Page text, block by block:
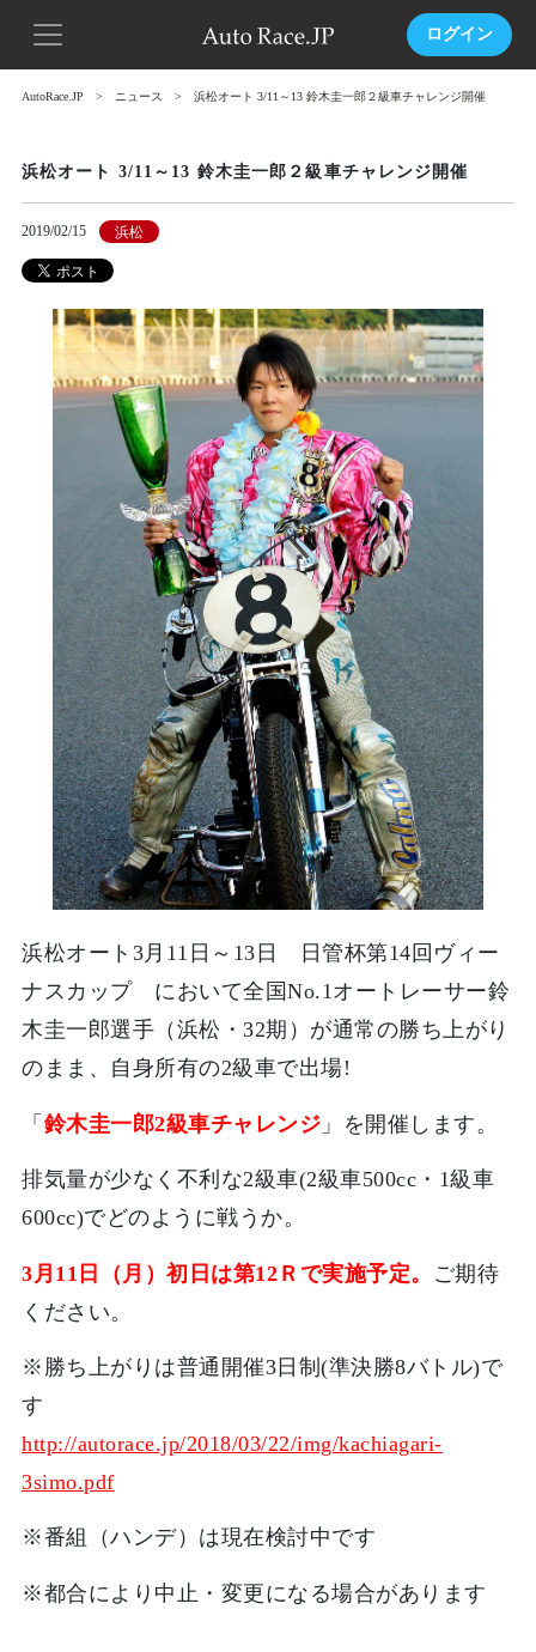
ログイン
AutoRace.JP ニュース 浜松オート 3/11～13 鈴木圭一郎２級車チャレンジ開催
浜松オート 3/11～13 鈴木圭一郎２級車チャレンジ開催
2019/02/15 浜松
浜松オート3月11日～13日 日管杯第14回ヴィー
ナスカップ において全国No.1オートレーサー鈴
木圭一郎選手（浜松・32期）が通常の勝ち上がり
のまま、自身所有の2級車で出場!
「 鈴木圭一郎2級車チャレンジ 」を開催します。
排気量が少なく不利な2級車(2級車500cc・1級車
600cc)でどのように戦うか。
3月11日（月）初日は第12Ｒで実施予定。
ご期待
ください。
※勝ち上がりは普通開催3日制(準決勝8バトル)で
す
http://autorace.jp/2018/03/22/img/kachiagari-
3simo.pdf
※番組（ハンデ）は現在検討中です
※都合により中止・変更になる場合があります